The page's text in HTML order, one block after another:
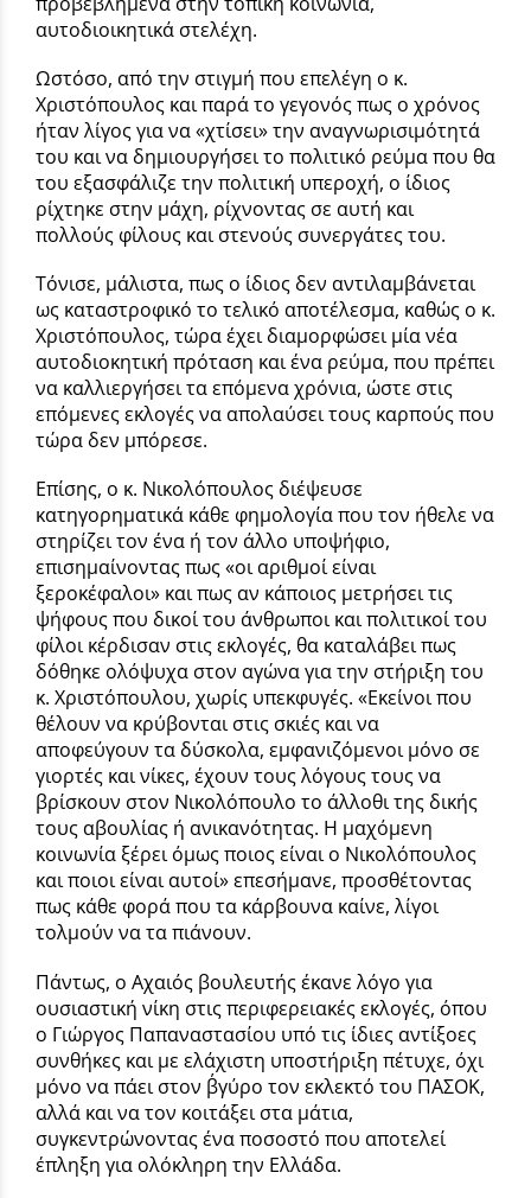
αυτοδιοικητικά στελέχη.
Ωστόσο, από την στιγμή που επελέγη ο κ.
Χριστόπουλος και παρά το γεγονός πως ο χρόνος
ήταν λίγος για να «χτίσει» την αναγνωρισιμότητά
του και να δημιουργήσει το πολιτικό ρεύμα που θα
του εξασφάλιζε την πολιτική υπεροχή, ο ίδιος
ρίχτηκε στην μάχη, ρίχνοντας σε αυτή και
πολλούς φίλους και στενούς συνεργάτες του.
Τόνισε, μάλιστα, πως ο ίδιος δεν αντιλαμβάνεται
ως καταστροφικό το τελικό αποτέλεσμα, καθώς ο κ.
Χριστόπουλος, τώρα έχει διαμορφώσει μία νέα
αυτοδιοκητική πρόταση και ένα ρεύμα, που πρέπει
να καλλιεργήσει τα επόμενα χρόνια, ώστε στις
επόμενες εκλογές να απολαύσει τους καρπούς που
τώρα δεν μπόρεσε.
Επίσης, ο κ. Νικολόπουλος διέψευσε
κατηγορηματικά κάθε φημολογία που τον ήθελε να
στηρίζει τον ένα ή τον άλλο υποψήφιο,
επισημαίνοντας πως «οι αριθμοί είναι
ξεροκέφαλοι» και πως αν κάποιος μετρήσει τις
ψήφους που δικοί του άνθρωποι και πολιτικοί του
φίλοι κέρδισαν στις εκλογές, θα καταλάβει πως
δόθηκε ολόψυχα στον αγώνα για την στήριξη του
κ. Χριστόπουλου, χωρίς υπεκφυγές. «Εκείνοι που
θέλουν να κρύβονται στις σκιές και να
αποφεύγουν τα δύσκολα, εμφανιζόμενοι μόνο σε
γιορτές και νίκες, έχουν τους λόγους τους να
βρίσκουν στον Νικολόπουλο το άλλοθι της δικής
τους αβουλίας ή ανικανότητας. Η μαχόμενη
κοινωνία ξέρει όμως ποιος είναι ο Νικολόπουλος
και ποιοι είναι αυτοί» επεσήμανε, προσθέτοντας
πως κάθε φορά που τα κάρβουνα καίνε, λίγοι
τολμούν να τα πιάνουν.
Πάντως, ο Αχαιός βουλευτής έκανε λόγο για
ουσιαστική νίκη στις περιφερειακές εκλογές, όπου
ο Γιώργος Παπαναστασίου υπό τις ίδιες αντίξοες
συνθήκες και με ελάχιστη υποστήριξη πέτυχε, όχι
μόνο να πάει στον β΄γύρο τον εκλεκτό του ΠΑΣΟΚ,
αλλά και να τον κοιτάξει στα μάτια,
συγκεντρώνοντας ένα ποσοστό που αποτελεί
έπληξη για ολόκληρη την Ελλάδα.